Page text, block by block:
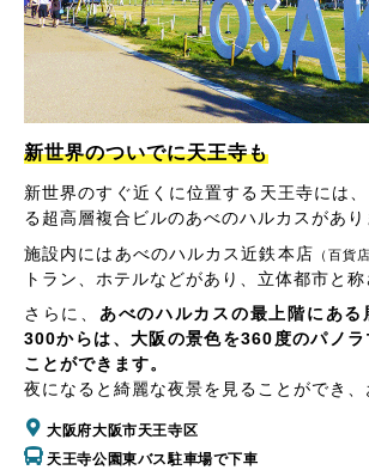
新世界のついでに天王寺も
新世界のすぐ近くに位置する天王寺には
る超高層複合ビルのあべのハルカスがあり
施設内にはあべのハルカス近鉄本店 （百貨
トラン、ホテルなどがあり、立体都市と称
さらに、 あべのハルカスの最上階にある
300からは、大阪の景色を360度のパノ
ことができます。
夜になると綺麗な夜景を見ることができ、
大阪府大阪市天王寺区
天王寺公園東バス駐車場で下車